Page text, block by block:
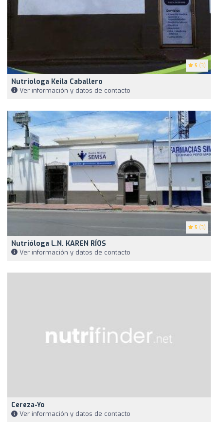
5 (3)
Nutriologa Keila Caballero
Ver información y datos de contacto
5 (3)
Nutrióloga L.N. KAREN RÍOS
Ver información y datos de contacto
Cereza-Yo
Ver información y datos de contacto